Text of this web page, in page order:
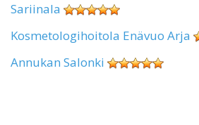
Sariinala
Kosmetologihoitola Enävuo Arja
Annukan Salonki